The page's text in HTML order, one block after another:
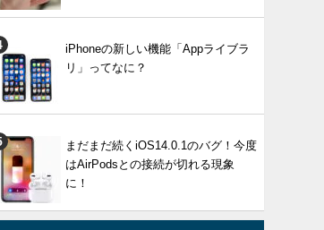
iPhoneの新しい機能「Appライブラ
リ」ってなに？
まだまだ続くiOS14.0.1のバグ！今度
はAirPodsとの接続が切れる現象
に！